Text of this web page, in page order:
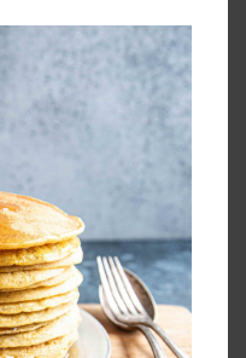
cette
être déjà
ma bûche aux
pas publiée.
Les
avec*